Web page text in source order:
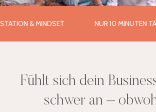
MINDSET NUR 10 MINUTEN TÄGLICH
Fühlt sich dein
schwer an –